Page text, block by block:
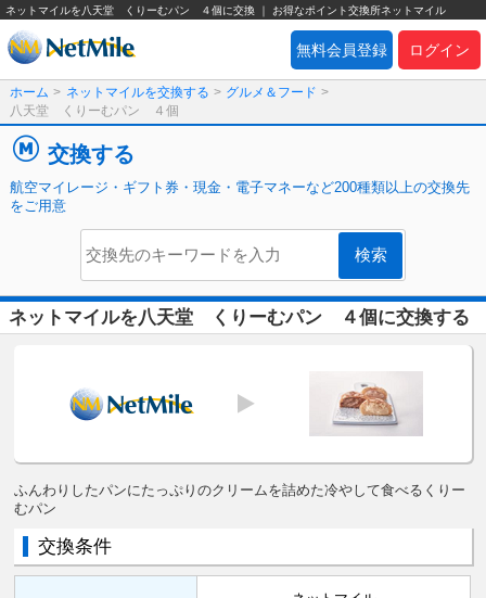
ネットマイルを八天堂 くりーむパン ４個に交換 ｜ お得なポイント交換所ネットマイル
ログイン
無料会員登録
ホーム > ネットマイルを交換する > グルメ＆フード >
八天堂 くりーむパン ４個
交換する
航空マイレージ・ギフト券・現金・電子マネーなど200種類以上の交換先
をご用意
ネットマイルを八天堂 くりーむパン ４個に交換する
ふんわりしたパンにたっぷりのクリームを詰めた冷やして食べるくりー
むパン
交換条件